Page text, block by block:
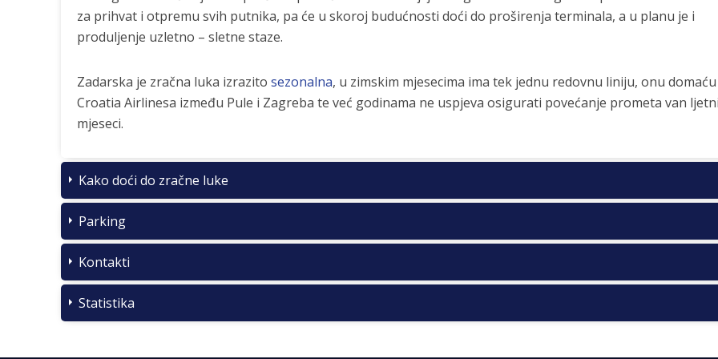
za prihvat i otpremu svih putnika, pa će u skoroj budućnosti doći do proširenja terminala, a u planu je i
produljenje uzletno – sletne staze.
Zadarska je zračna luka izrazito sezonalna, u zimskim mjesecima ima tek jednu redovnu liniju, onu domaću
Croatia Airlinesa između Pule i Zagreba te već godinama ne uspjeva osigurati povećanje prometa van
mjeseci.
Kako doći do zračne luke
Parking
Kontakti
Statistika